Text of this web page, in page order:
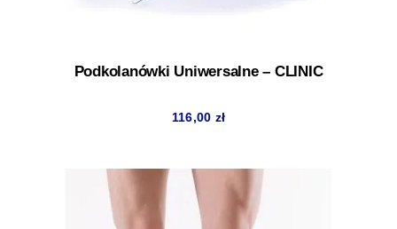
Podkolanówki Uniwersalne – CLINIC
116,00 zł